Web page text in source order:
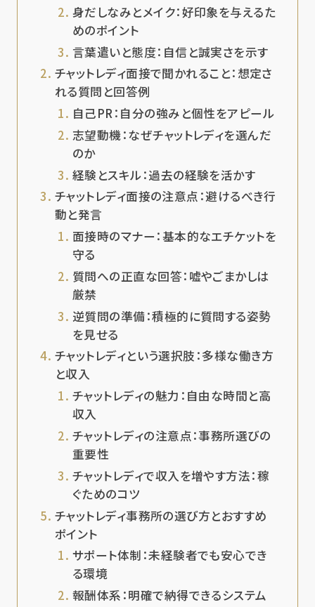
身だしなみとメイク：好印象を与えるた
めのポイント
言葉遣いと態度：自信と誠実さを示す
チャットレディ面接で聞かれること：想定さ
れる質問と回答例
自己PR：自分の強みと個性をアピール
志望動機：なぜチャットレディを選んだ
のか
経験とスキル：過去の経験を活かす
チャットレディ面接の注意点：避けるべき行
動と発言
面接時のマナー：基本的なエチケットを
守る
質問への正直な回答：嘘やごまかしは
厳禁
逆質問の準備：積極的に質問する姿勢
を見せる
チャットレディという選択肢：多様な働き方
と収入
チャットレディの魅力：自由な時間と高
収入
チャットレディの注意点：事務所選びの
重要性
チャットレディで収入を増やす方法：稼
ぐためのコツ
チャットレディ事務所の選び方とおすすめ
ポイント
サポート体制：未経験者でも安心でき
る環境
報酬体系：明確で納得できるシステム